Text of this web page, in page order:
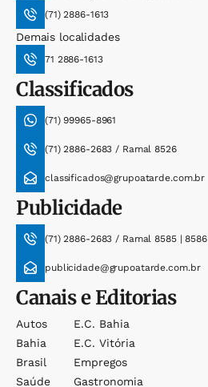
(71) 2886-1613
Demais localidades
71 2886-1613
Classificados
(71) 99965-8961
(71) 2886-2683 / Ramal 8526
classificados@grupoatarde.com.br
Publicidade
(71) 2886-2683 / Ramal 8585 | 8586
publicidade@grupoatarde.com.br
Canais e Editorias
Autos
Bahia
Brasil
Saúde
E.c. Bahia
E.c. Vitória
Empregos
Gastronomia